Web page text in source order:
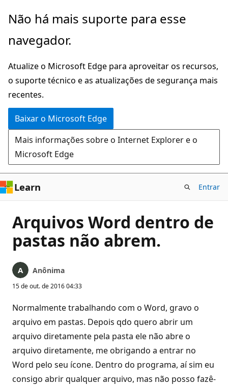
Pular
o
principal
Não há mais suporte para esse
navegador.
Atualize o Microsoft Edge para aproveitar os recursos,
o suporte técnico e as atualizações de segurança mais
recentes.
Baixar o Microsoft Edge
Mais informações sobre o Internet Explorer e o
Microsoft Edge
Learn Entrar
Arquivos Word dentro de
pastas não abrem.
Anônima
15 de out. de 2016 04:33
Normalmente trabalhando com o Word, gravo o
arquivo em pastas. Depois qdo quero abrir um
arquivo diretamente pela pasta ele não abre o
arquivo diretamente, me obrigando a entrar no
Word pelo seu ícone. Dentro do programa, aí sim eu
consigo abrir qualquer arquivo, mas não posso fazê-